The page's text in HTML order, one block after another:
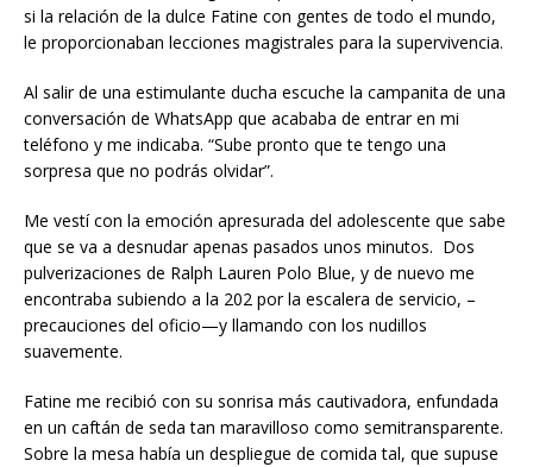
si la relación de la dulce Fatine con gentes de todo el mundo,
le proporcionaban lecciones magistrales para la supervivencia.
Al salir de una estimulante ducha escuche la campanita de una
conversación de WhatsApp que acababa de entrar en mi
teléfono y me indicaba. “Sube pronto que te tengo una
sorpresa que no podrás olvidar”.
Me vestí con la emoción apresurada del adolescente que sabe
que se va a desnudar apenas pasados unos minutos. Dos
pulverizaciones de Ralph Lauren Polo Blue, y de nuevo me
encontraba subiendo a la 202 por la escalera de servicio, –
precauciones del oficio—y llamando con los nudillos
suavemente.
Fatine me recibió con su sonrisa más cautivadora, enfundada
en un caftán de seda tan maravilloso como semitransparente.
Sobre la mesa había un despliegue de comida tal, que supuse